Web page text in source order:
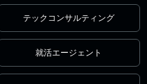
テックコンサルティング
就活エージェント